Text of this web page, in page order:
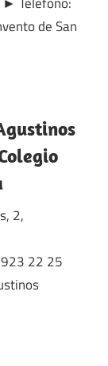
de San
2,
22 25